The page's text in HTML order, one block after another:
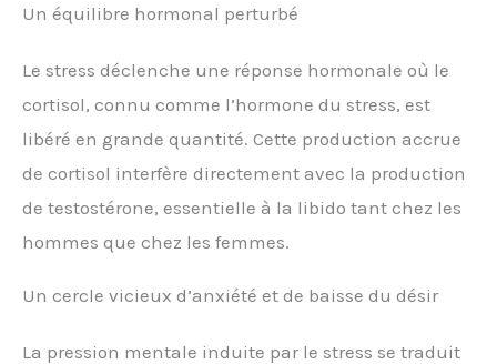
Un équilibre hormonal perturbé
Le stress déclenche une réponse hormonale où le
cortisol, connu comme l’hormone du stress, est
libéré en grande quantité. Cette production accrue
de cortisol interfère directement avec la production
de testostérone, essentielle à la libido tant chez les
hommes que chez les femmes.
Un cercle vicieux d’anxiété et de baisse du désir
La pression mentale induite par le stress se traduit